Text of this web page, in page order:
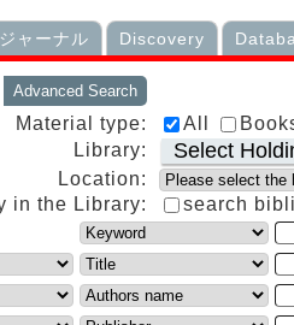
ャーナル Discovery
Advanced Search
Material type: All
Library:
Select
Location:
in the Library:
search